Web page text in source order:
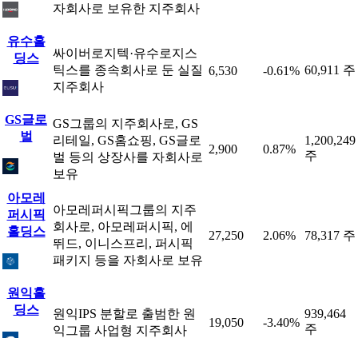
자회사로 보유한 지주회사
유수홀
딩스
싸이버로지텍·유수로지스
틱스를 종속회사로 둔 실질
지주회사
6,530 -0.61% 60,911 주
GS글로
벌
GS그룹의 지주회사로, GS
리테일, GS홈쇼핑, GS글로
벌 등의 상장사를 자회사로
보유
2,900 0.87%
1,200,249
주
아모레
퍼시픽
홀딩스
아모레퍼시픽그룹의 지주
회사로, 아모레퍼시픽, 에
뛰드, 이니스프리, 퍼시픽
패키지 등을 자회사로 보유
27,250 2.06% 78,317 주
원익홀
딩스
원익IPS 분할로 출범한 원
익그룹 사업형 지주회사
19,050 -3.40%
939,464
주